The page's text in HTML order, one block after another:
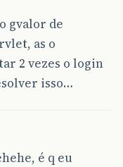
gvalor de
as o
2 vezes o login
isso…
é q eu